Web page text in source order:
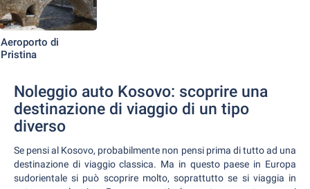
Aeroporto di
Pristina
Noleggio auto Kosovo: scoprire una
destinazione di viaggio di un tipo
diverso
Se pensi al Kosovo, probabilmente non pensi prima di tutto ad una
destinazione di viaggio classica. Ma in questo paese in Europa
sudorientale si può scoprire molto, soprattutto se si viaggia in